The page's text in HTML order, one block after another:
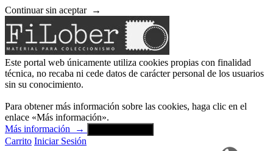
Continuar sin aceptar →
Este portal web únicamente utiliza cookies propias con finalidad
técnica, no recaba ni cede datos de carácter personal de los usuarios
sin su conocimiento.
Para obtener más información sobre las cookies, haga clic en el
enlace «Más información».
Más información
→
Carrito Iniciar Sesión